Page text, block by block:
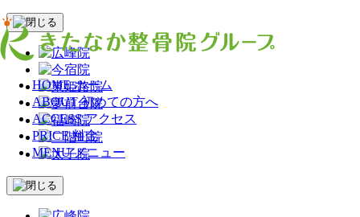
HOME ホーム
ABOUT 初めての方へ
ACCESS アクセス
PRICE 料金
MENU メニュー